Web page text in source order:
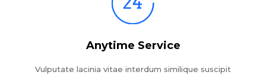
Anytime Service
Vulputate lacinia vitae interdum similique suscipit